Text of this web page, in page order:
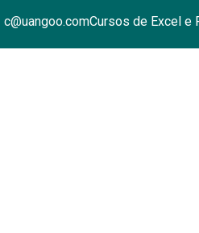
c@uangoo.comCursos de Excel e